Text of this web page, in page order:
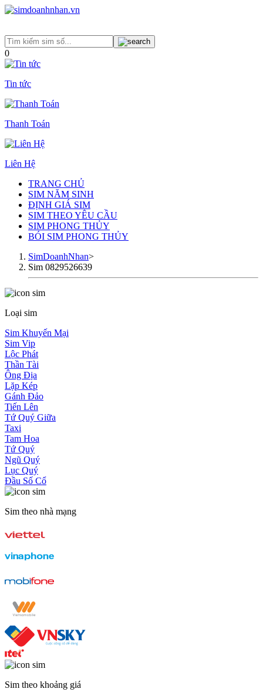
0
Tin tức
Thanh Toán
Liên Hệ
TRANG CHỦ
SIM NĂM SINH
ĐỊNH GIÁ SIM
SIM THEO YÊU CẦU
SIM PHONG THỦY
BÓI SIM PHONG THỦY
SimDoanhNhan>
Sim 0829526639
Loại sim
Sim Khuyến Mại
Sim Vip
Lộc Phát
Thần Tài
Ông Địa
Lặp Kép
Gánh Đảo
Tiến Lên
Tứ Quý Giữa
Taxi
Tam Hoa
Tứ Quý
Ngũ Quý
Lục Quý
Đầu Số Cổ
Sim theo nhà mạng
Sim theo khoảng giá